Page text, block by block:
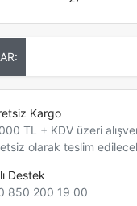
Kargo
TL + KDV üzeri
olarak teslim
Destek
850 200 19 00